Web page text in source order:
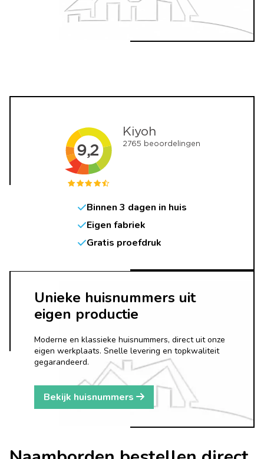
Unieke huisnummers uit
eigen productie
Moderne en klassieke huisnummers, direct uit onze
eigen werkplaats. Snelle levering en topkwaliteit
gegarandeerd.
Bekijk huisnummers
Binnen 3 dagen in huis
Eigen fabriek
Gratis proefdruk